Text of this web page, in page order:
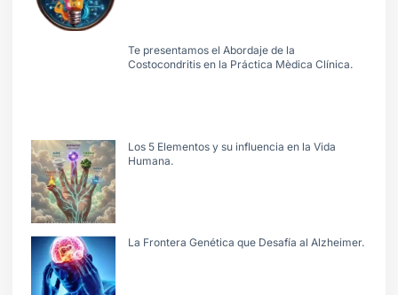
Te presentamos el Abordaje de la
Costocondritis en la Práctica Mèdica Clínica.
Los 5 Elementos y su influencia en la Vida
Humana.
La Frontera Genética que Desafía al Alzheimer.